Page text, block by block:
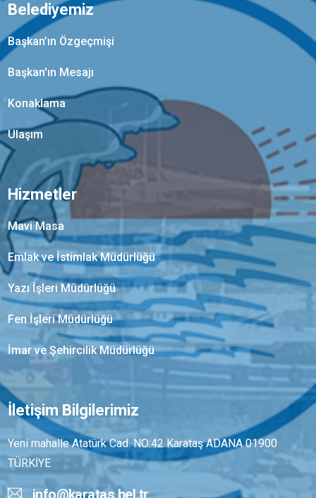
Belediyemiz
Başkan’ın Özgeçmişi
Başkan'ın Mesajı
Konaklama
Ulaşım
Hizmetler
Mavi Masa
Emlak ve İstimlak Müdürlüğü
Yazı İşleri Müdürlüğü
Fen İşleri Müdürlüğü
İmar ve Şehircilik Müdürlüğü
İletişim Bilgilerimiz
Yeni mahalle Atatürk Cad. NO:42 Karataş ADANA 01900
TÜRKİYE
info@karatas.bel.tr